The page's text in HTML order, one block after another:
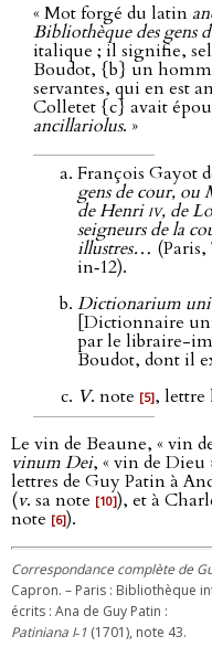
« Mot forgé du latin
Bibliothèque des gens
italique ; il signifie,
Boudot, {b} un
servantes, qui en est
Colletet {c} avait
ancillariolus. »
François Gayot
gens de cour, ou
de Henriiv, de
seigneurs de la
illustres… (Paris,
in‑12).
Dictionarium
[Dictionnaire
par le libraire-
Boudot, dont il
V. note [5], lettre
Le vin de Beaune, « vin
vinum Dei, « vin de Dieu
lettres de Guy Patin à
(v. sa note [10]), et à
note [6]).
Correspondance complète de
Capron. – Paris : Bibliothèque
écrits : Ana de Guy Patin :
Patiniana I‑1 (1701), note 43.